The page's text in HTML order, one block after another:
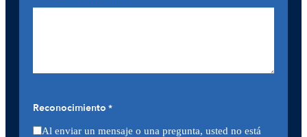
Reconocimiento *
Al enviar un mensaje o una pregunta, usted no está